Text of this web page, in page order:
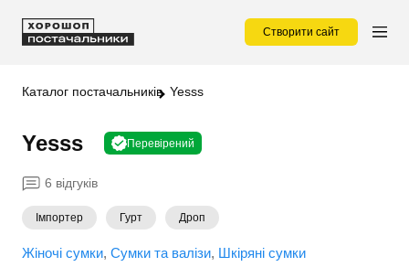
Створити сайт
Каталог постачальників Yesss
Yesss Перевірений
6 відгуків
Імпортер Гурт Дроп
Жіночі сумки Сумки та валізи Шкіряні сумки